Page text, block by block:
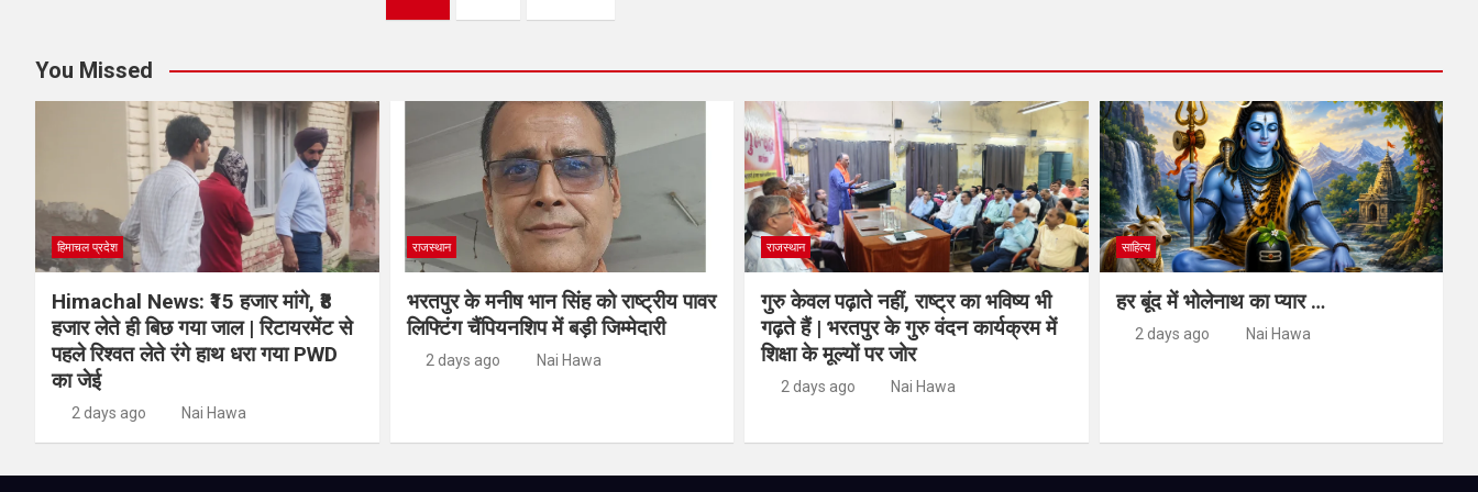
You Missed
हिमाचल प्रदेश
Himachal News: ₹15 हजार मांगे, ₹8
हजार लेते ही बिछ गया जाल | रिटायरमेंट से
पहले रिश्वत लेते रंगे हाथ धरा गया PWD
का जेई
2 days ago Nai Hawa
राजस्थान
भरतपुर के मनीष भान सिंह को राष्ट्रीय पावर
लिफ्टिंग चैंपियनशिप में बड़ी जिम्मेदारी
2 days ago Nai Hawa
राजस्थान
गुरु केवल पढ़ाते नहीं, राष्ट्र का भविष्य भी
गढ़ते हैं | भरतपुर के गुरु वंदन कार्यक्रम में
शिक्षा के मूल्यों पर जोर
2 days ago Nai Hawa
साहित्य
हर बूंद में भोलेनाथ का प्यार …
2 days ago Nai Hawa